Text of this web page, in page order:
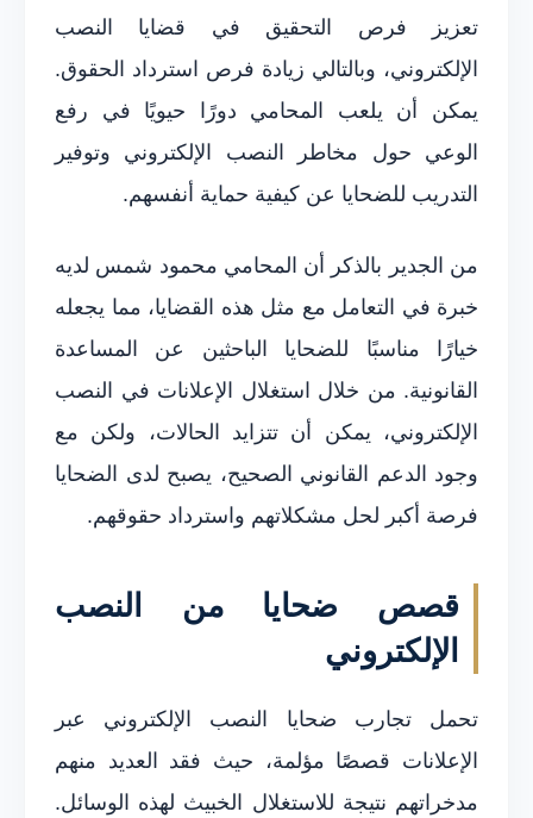
تعزيز فرص التحقيق في قضايا النصب
الإلكتروني، وبالتالي زيادة فرص استرداد الحقوق.
يمكن أن يلعب المحامي دورًا حيويًا في رفع
الوعي حول مخاطر النصب الإلكتروني وتوفير
التدريب للضحايا عن كيفية حماية أنفسهم.
من الجدير بالذكر أن المحامي محمود شمس لديه
خبرة في التعامل مع مثل هذه القضايا، مما يجعله
خيارًا مناسبًا للضحايا الباحثين عن المساعدة
القانونية. من خلال استغلال الإعلانات في النصب
الإلكتروني، يمكن أن تتزايد الحالات، ولكن مع
وجود الدعم القانوني الصحيح، يصبح لدى الضحايا
فرصة أكبر لحل مشكلاتهم واسترداد حقوقهم.
قصص ضحايا من النصب
الإلكتروني
تحمل تجارب ضحايا النصب الإلكتروني عبر
الإعلانات قصصًا مؤلمة، حيث فقد العديد منهم
مدخراتهم نتيجة للاستغلال الخبيث لهذه الوسائل.